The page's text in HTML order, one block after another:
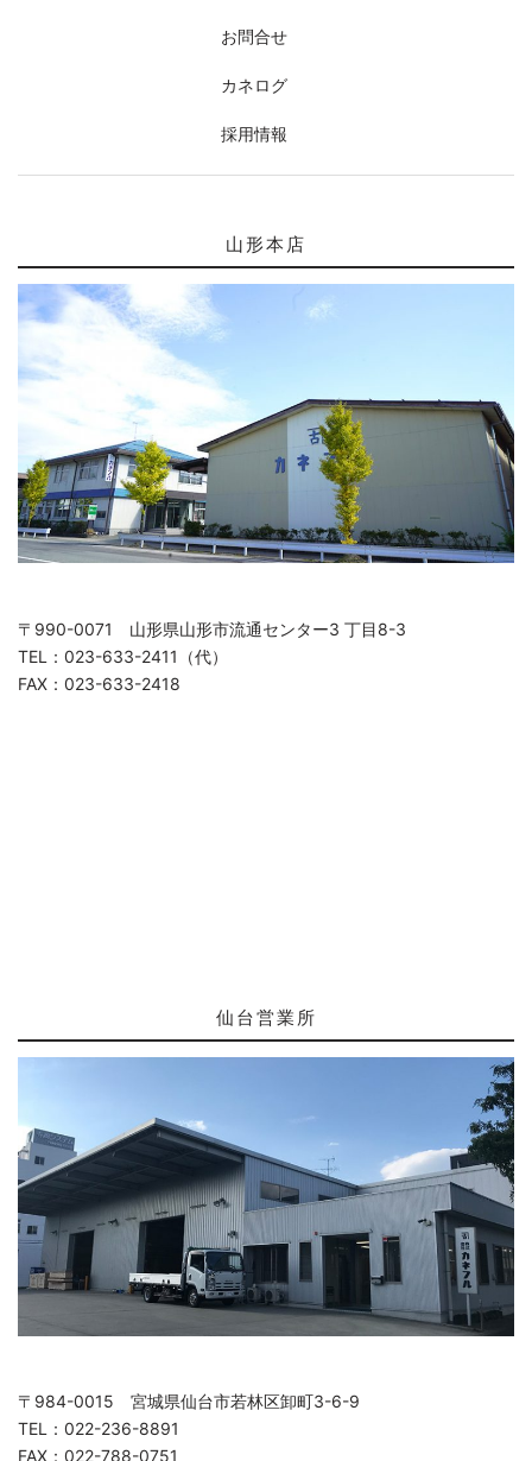
お問合せ
カネログ
採用情報
山形本店
〒990-0071 山形県山形市流通センター3 丁目8-3
TEL：023-633-2411（代）
FAX：023-633-2418
仙台営業所
〒984-0015 宮城県仙台市若林区卸町3-6-9
TEL：022-236-8891
FAX：022-788-0751